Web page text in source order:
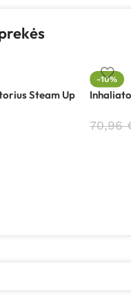
Steam Up
-10%
70,96